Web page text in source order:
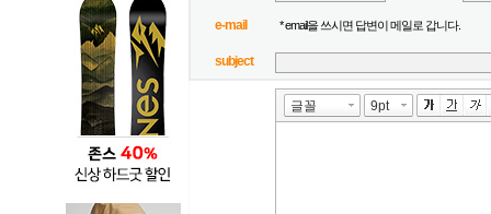
e-mail * email을 쓰시면 답변이 메일로 갑니다.
subject